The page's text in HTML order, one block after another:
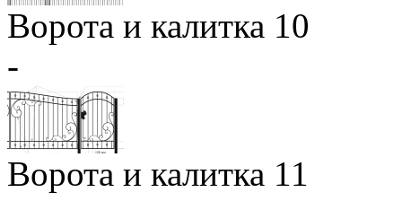
Ворота и калитка 10
-
Ворота и калитка 11